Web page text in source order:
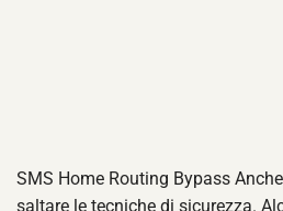
SMS Home Routing Bypass
saltare le tecniche di sicurezza.